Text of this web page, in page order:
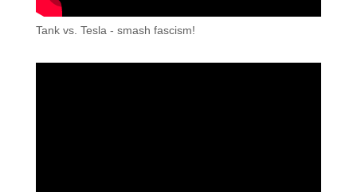
Tank vs. Tesla - smash fascism!